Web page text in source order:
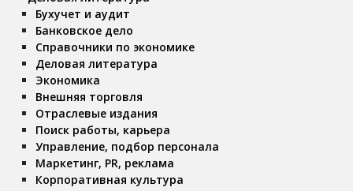
Бухучет и аудит
Банковское дело
Справочники по экономике
Деловая литература
Экономика
Внешняя торговля
Отраслевые издания
Поиск работы, карьера
Управление, подбор персонала
Маркетинг, PR, реклама
Корпоративная культура